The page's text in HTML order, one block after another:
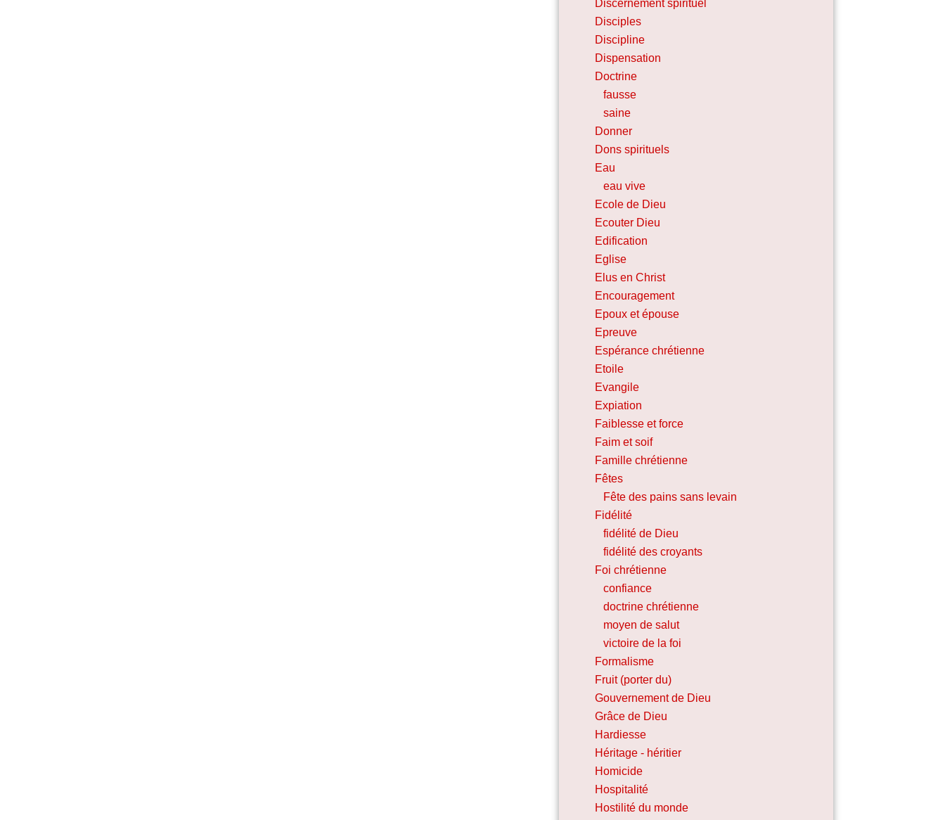
Discernement spirituel
Disciples
Discipline
Dispensation
Doctrine
fausse
saine
Donner
Dons spirituels
Eau
eau vive
Ecole de Dieu
Ecouter Dieu
Edification
Eglise
Elus en Christ
Encouragement
Epoux et épouse
Epreuve
Espérance chrétienne
Etoile
Evangile
Expiation
Faiblesse et force
Faim et soif
Famille chrétienne
Fêtes
Fête des pains sans levain
Fidélité
fidélité de Dieu
fidélité des croyants
Foi chrétienne
confiance
doctrine chrétienne
moyen de salut
victoire de la foi
Formalisme
Fruit (porter du)
Gouvernement de Dieu
Grâce de Dieu
Hardiesse
Héritage - héritier
Homicide
Hospitalité
Hostilité du monde